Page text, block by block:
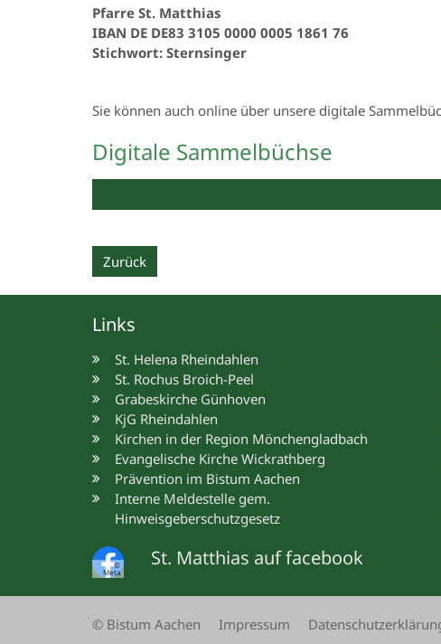
Pfarre St. Matthias
IBAN DE DE83 3105 0000 0005 1861 76
Stichwort: Sternsinger
Sie können auch online über unsere digitale
Digitale Sammelbüchse
Zurück
Links
St. Helena Rheindahlen
St. Rochus Broich-Peel
Grabeskirche Günhoven
KjG Rheindahlen
Kirchen in der Region Mönchengladbach
Evangelische Kirche Wickrathberg
Prävention im Bistum Aachen
Interne Meldestelle gem.
Hinweisgeberschutzgesetz
©
Meta
St. Matthias auf facebook
© Bistum Aachen Impressum